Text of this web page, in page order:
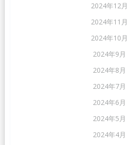
2024年12月
2024年11月
2024年10月
2024年9月
2024年8月
2024年7月
2024年6月
2024年5月
2024年4月